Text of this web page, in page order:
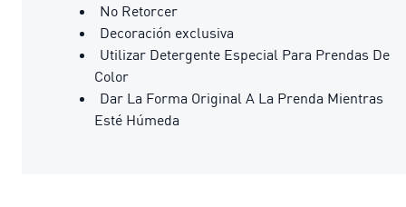
No Retorcer
Decoración exclusiva
Utilizar Detergente Especial Para Prendas De
Color
Dar La Forma Original A La Prenda Mientras
Esté Húmeda